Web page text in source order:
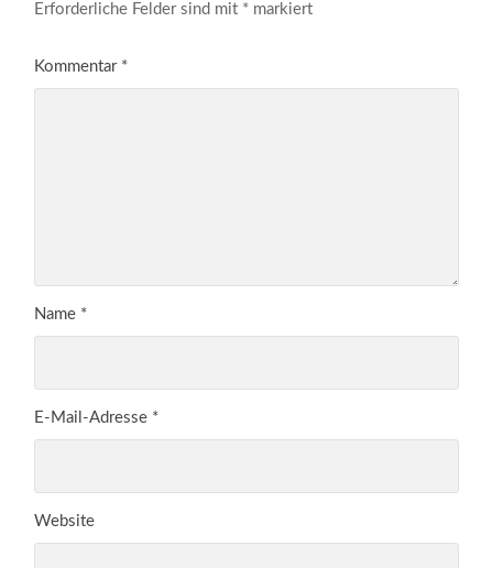
Erforderliche Felder sind mit * markiert
Kommentar *
Name *
E-Mail-Adresse *
Website